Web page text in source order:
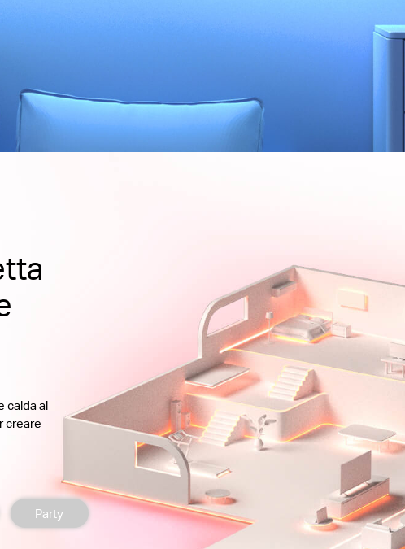
calda al
creare
Party